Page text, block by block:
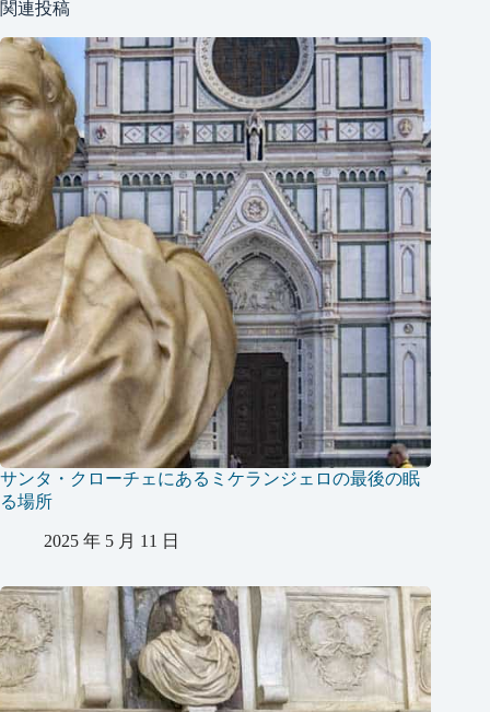
関連投稿
サンタ・クローチェにあるミケランジェロの最後の眠
る場所
2025 年 5 月 11 日